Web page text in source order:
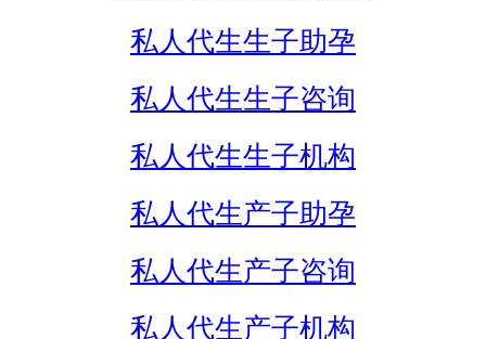
私人代生生子助孕
私人代生生子咨询
私人代生生子机构
私人代生产子助孕
私人代生产子咨询
私人代生产子机构